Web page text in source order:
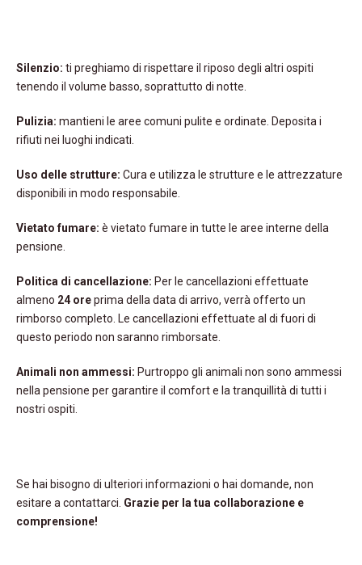
Silenzio: ti preghiamo di rispettare il riposo degli altri ospiti
tenendo il volume basso, soprattutto di notte.
Pulizia: mantieni le aree comuni pulite e ordinate. Deposita i
rifiuti nei luoghi indicati.
Uso delle strutture: Cura e utilizza le strutture e le attrezzature
disponibili in modo responsabile.
Vietato fumare: è vietato fumare in tutte le aree interne della
pensione.
Politica di cancellazione: Per le cancellazioni effettuate
almeno 24 oreprima della data di arrivo, verrà offerto un
rimborso completo. Le cancellazioni effettuate al di fuori di
questo periodo non saranno rimborsate.
Animali non ammessi: Purtroppo gli animali non sono ammessi
nella pensione per garantire il comfort e la tranquillità di tutti i
nostri ospiti.
Se hai bisogno di ulteriori informazioni o hai domande, non
esitare a contattarci. Grazie per la tua collaborazione e
comprensione!